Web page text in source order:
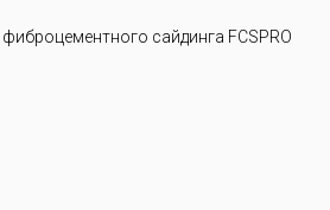
фиброцементного сайдинга FCSPRO